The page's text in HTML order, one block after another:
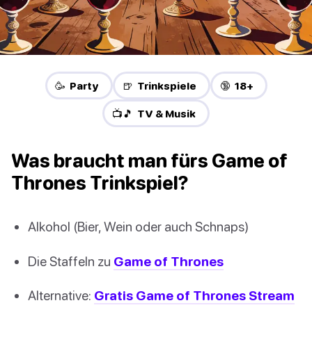
🥳 Party 🍺 Trinkspiele 🔞 18+
📺🎵 TV & Musik
Was braucht man fürs Game of
Thrones Trinkspiel?
Alkohol (Bier, Wein oder auch Schnaps)
Die Staffeln zu Game of Thrones
Alternative: Gratis Game of Thrones Stream